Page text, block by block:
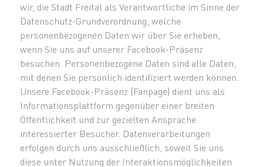
wir, die Stadt Freital als Verantwortliche im Sinne der
Datenschutz-Grundverordnung, welche
personenbezogenen Daten wir über Sie erheben,
wenn Sie uns auf unserer Facebook-Präsenz
besuchen. Personenbezogene Daten sind alle Daten,
mit denen Sie persönlich identifiziert werden können.
Unsere Facebook-Präsenz (Fanpage) dient uns als
Informationsplattform gegenüber einer breiten
Öffentlichkeit und zur gezielten Ansprache
interessierter Besucher. Datenverarbeitungen
erfolgen durch uns ausschließlich, soweit Sie uns
diese unter Nutzung der Interaktionsmöglichkeiten